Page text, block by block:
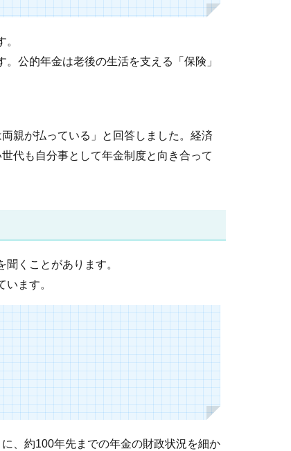
公的年金は老後の生活を支える「保険」
親が払っている」と回答しました。経済
代も自分事として年金制度と向き合って
くことがあります。
ます。
、約100年先までの年金の財政状況を細か